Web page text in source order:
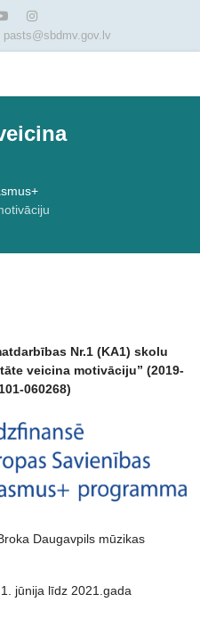
pasts@sbdmv.gov.lv
Nr.1 (KA1) skolu
veicina motivāciju” (2019-
060268)
Daugavpils mūzikas
jūnija līdz 2021.gada